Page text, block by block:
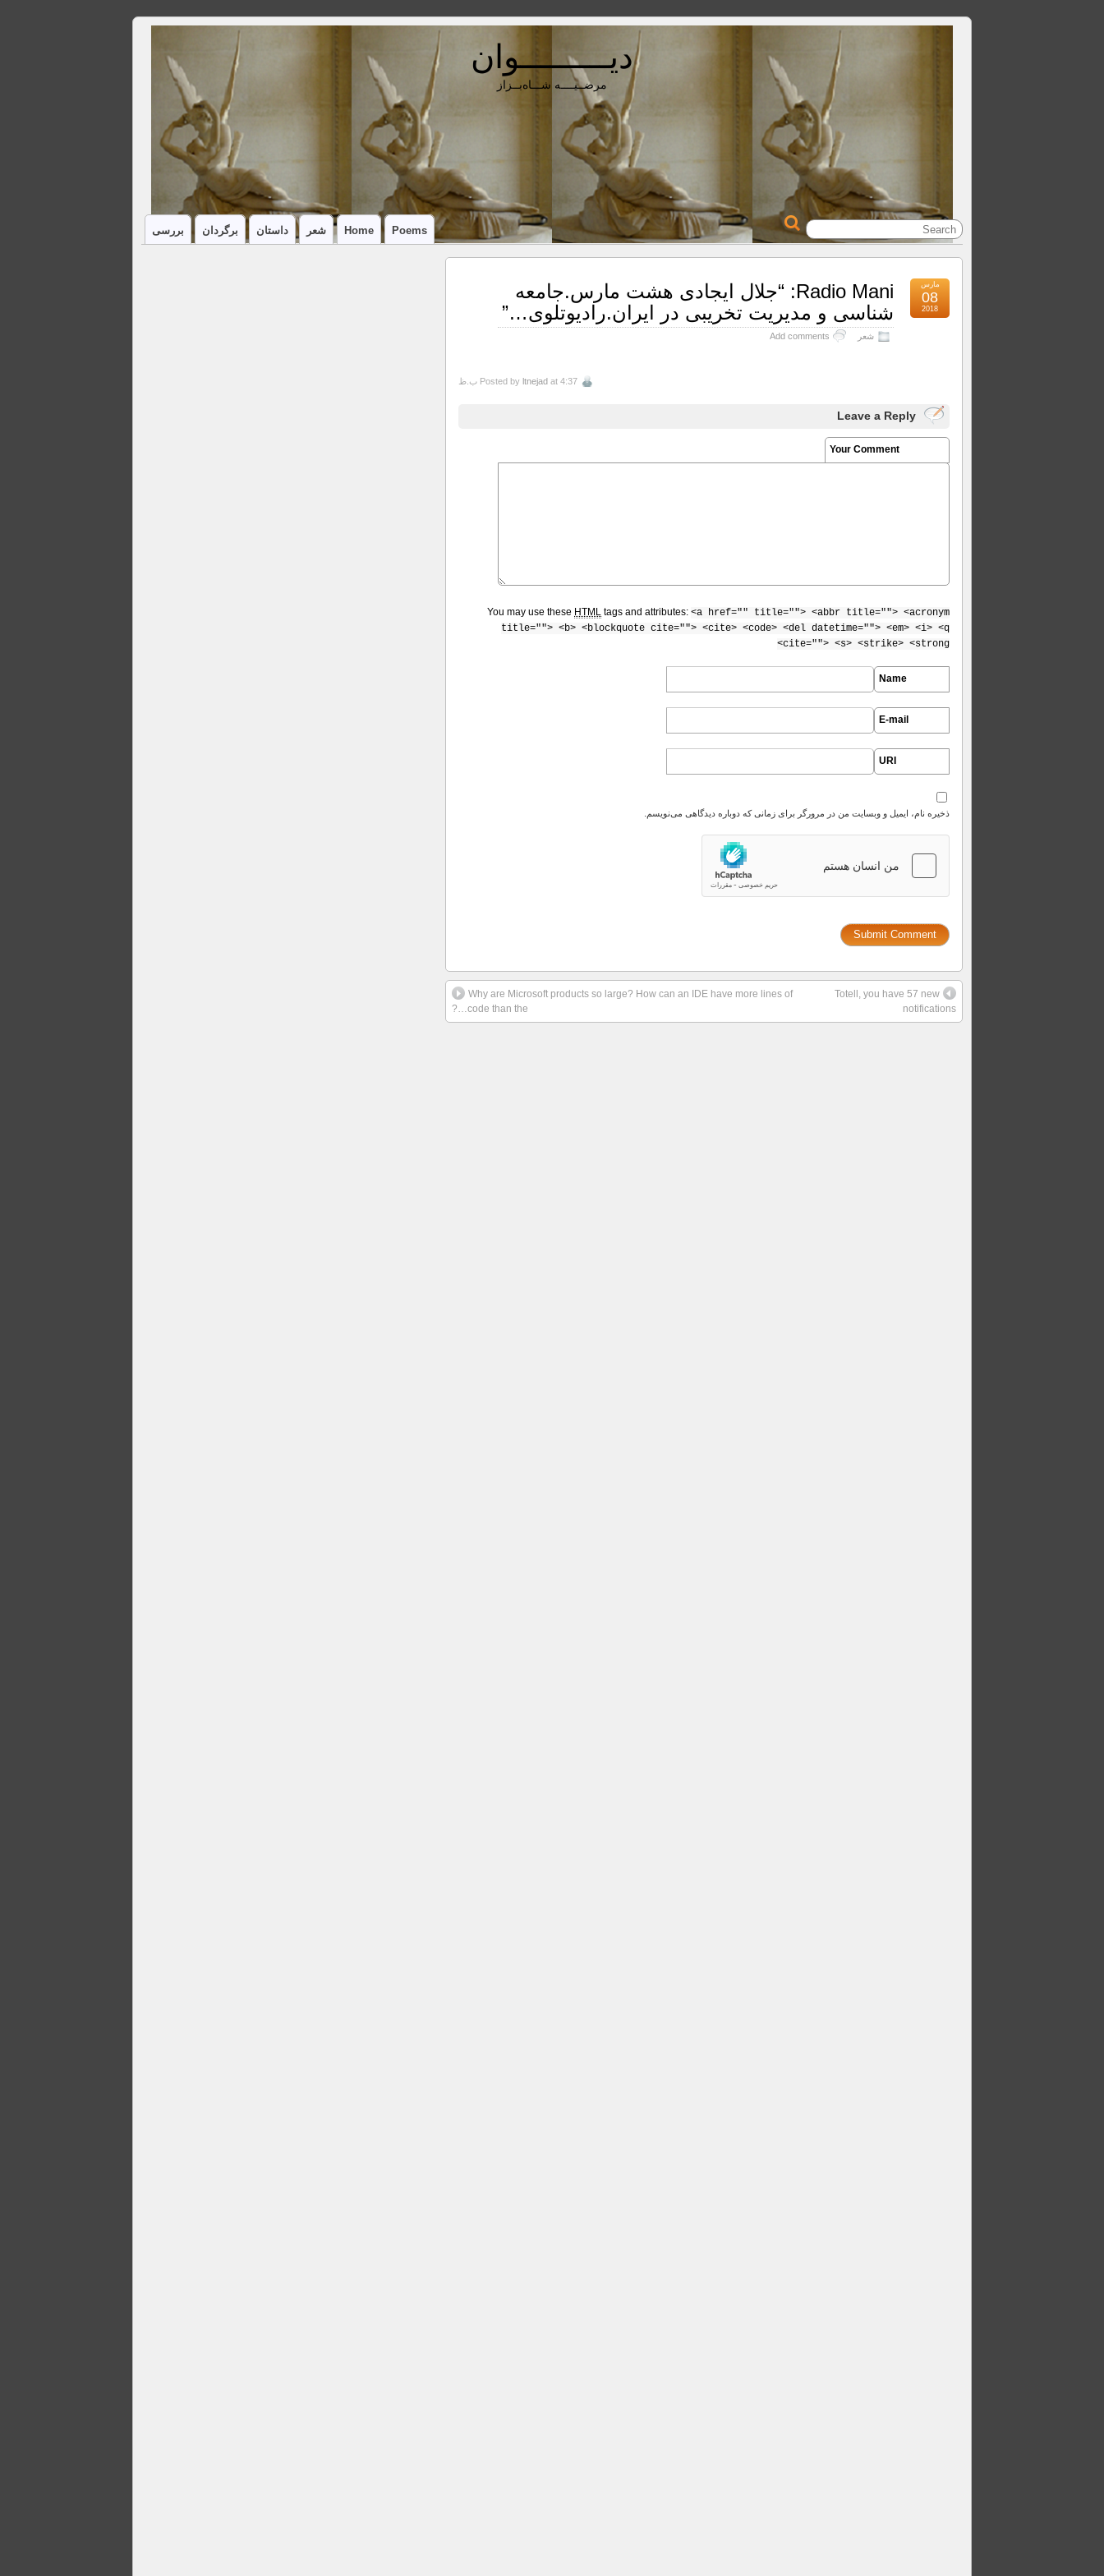
دیـــــــــوان
مرضــیــــه شـــاه‌بــزاز
Poems
Home شعر داستان برگردان بررسی
Radio Mani: “جلال ایجادی هشت مارس.جامعه
شناسی و مدیریت تخریبی در ایران.رادیوتلوی…”
شعر Add comments
مارس
08
2018
Posted by ltnejad at 4:37 ب.ظ
Leave a Reply
Your Comment
You may use these HTML tags and attributes: <a href="" title=""> <abbr title=""> <acronym
title=""> <b> <blockquote cite=""> <cite> <code> <del datetime=""> <em> <i> <q
cite=""> <s> <strike> <strong>
Name
E-mail
URI
ذخیره نام، ایمیل و وبسایت من در مرورگر برای زمانی که دوباره دیدگاهی می‌نویسم.
Totell, you have 57 new
notifications
Why are Microsoft products so large? How can an IDE have more lines of
code than the…?